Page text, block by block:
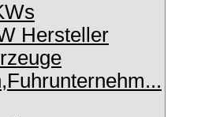
Hersteller